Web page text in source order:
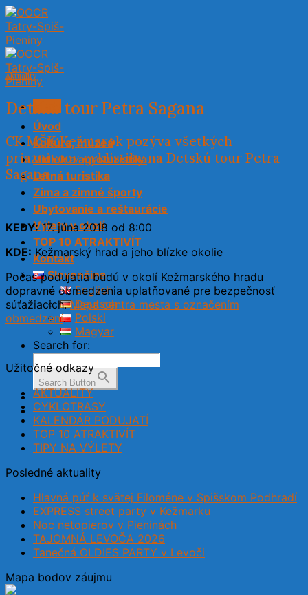
Skip
to
content
Úvod
Kultúra, múzeá
Vidiek a agroturistika
Letná turistika
Zima a zimné športy
Ubytovanie a reštaurácie
Výlety v okolí
TOP 10 ATRAKTIVÍT
Kontakt
Slovenčina
English
Deutsch
Polski
Magyar
Search for:
Search Button
Aktuality
Detská tour Petra Sagana
CK MŠK Kežmarok pozýva všetkých
priaznivcov cyklistiky na Detskú tour Petra
Sagana
KEDY:17. júna 2018 od 8:00
KDE:Kežmarský hrad a jeho blízke okolie
Počas podujatia budú v okolí Kežmarského hradu
dopravné obmedzenia uplatňované pre bezpečnosť
súťažiacich.Mapa centra mesta s označením
obmedzení.
Užitočné odkazy
AKTUALITY
CYKLOTRASY
KALENDÁR PODUJATÍ
TOP 10 ATRAKTIVÍT
TIPY NA VÝLETY
Posledné aktuality
Hlavná púť k svätej Filoméne v Spišskom Podhradí
EXPRESS street party v Kežmarku
Noc netopierov v Pieninách
TAJOMNÁ LEVOČA 2026
Tanečná OLDIES PARTY v Levoči
Mapa bodov záujmu